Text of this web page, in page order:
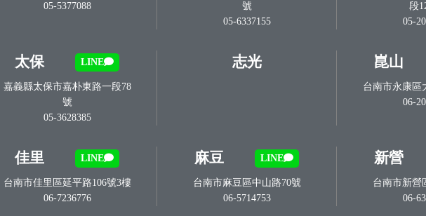
05-5377088
號
05-6337155
段
05-
太保 LINE
嘉義縣太保市嘉朴東路一段78
號
05-3628385
志光 崑山
台南市永康區
06-
佳里 LINE
台南市佳里區延平路106號3樓
06-7236776
麻豆 LINE
台南市麻豆區中山路70號
06-5714753
新營
台南市新營
06-